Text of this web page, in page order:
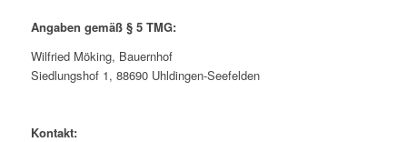
Angaben gemäß § 5 TMG:
Wilfried Möking, Bauernhof
Siedlungshof 1, 88690 Uhldingen-Seefelden
Kontakt: